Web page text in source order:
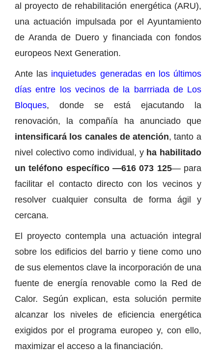
al proyecto de rehabilitación energética (ARU),
una actuación impulsada por el Ayuntamiento
de Aranda de Duero y financiada con fondos
europeos Next Generation.
Ante las inquietudes generadas en los últimos
días entre los vecinos de la barrriada de Los
Bloques, donde se está ejacutando la
renovación, la compañía ha anunciado que
intensificará los canales de atención, tanto a
nivel colectivo como individual, y ha habilitado
un teléfono específico —616 073 125— para
facilitar el contacto directo con los vecinos y
resolver cualquier consulta de forma ágil y
cercana.
El proyecto contempla una actuación integral
sobre los edificios del barrio y tiene como uno
de sus elementos clave la incorporación de una
fuente de energía renovable como la Red de
Calor. Según explican, esta solución permite
alcanzar los niveles de eficiencia energética
exigidos por el programa europeo y, con ello,
maximizar el acceso a la financiación.